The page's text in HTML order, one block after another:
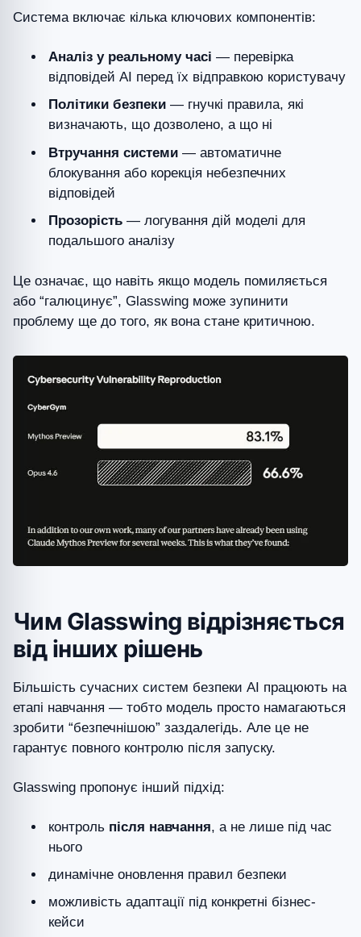
Система включає кілька ключових компонентів:
Аналіз у реальному часі — перевірка
відповідей AI перед їх відправкою користувачу
Політики безпеки — гнучкі правила, які
визначають, що дозволено, а що ні
Втручання системи — автоматичне
блокування або корекція небезпечних
відповідей
Прозорість — логування дій моделі для
подальшого аналізу
Це означає, що навіть якщо модель помиляється
або “галюцинує”, Glasswing може зупинити
проблему ще до того, як вона стане критичною.
Чим Glasswing відрізняється
від інших рішень
Більшість сучасних систем безпеки AI працюють на
етапі навчання — тобто модель просто намагаються
зробити “безпечнішою” заздалегідь. Але це не
гарантує повного контролю після запуску.
Glasswing пропонує інший підхід:
контроль після навчання, а не лише під час
нього
динамічне оновлення правил безпеки
можливість адаптації під конкретні бізнес-
кейси